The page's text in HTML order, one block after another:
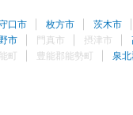
口市 枚方市 茨木市
市 門真市 摂津市
町 豊能郡能勢町
泉